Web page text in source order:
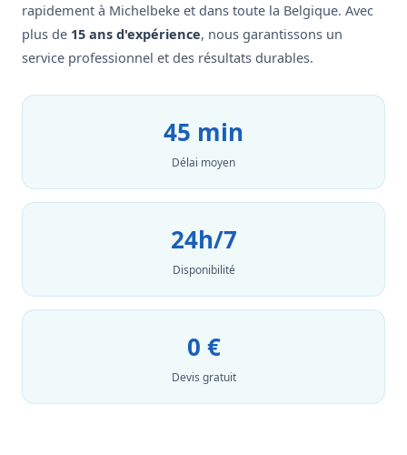
rapidement à Michelbeke et dans toute la Belgique. Avec
plus de 15 ans d'expérience, nous garantissons un
service professionnel et des résultats durables.
45 min
Délai moyen
24h/7
Disponibilité
0 €
Devis gratuit